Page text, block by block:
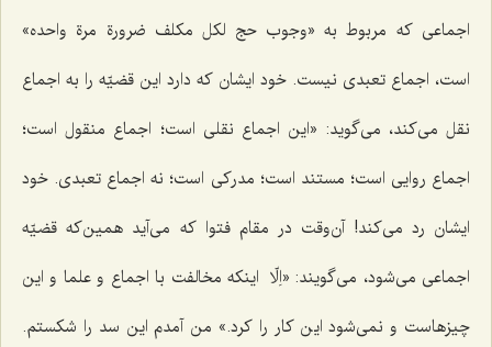
اجماعی که مربوط به «وجوب حج لکل مکلف ضرورة مرة واحده»
است، اجماع تعبدی نیست. خود ایشان که دارد این قضیّه را به اجماع
نقل می‌کند، می‌گوید: «این اجماع نقلی است؛ اجماع منقول است؛
اجماع روایی است؛ مستند است؛ مدرکی است؛ نه اجماع تعبدی. خود
ایشان رد می‌کند! آن‌وقت در مقام فتوا که می‌آید همین‌که قضیّه
اجماعی می‌شود، می‌گویند: «اِلّا اینکه مخالفت با اجماع و علما و این
چیزهاست و نمی‌شود این کار را کرد.» من آمدم این سد را شکستم.